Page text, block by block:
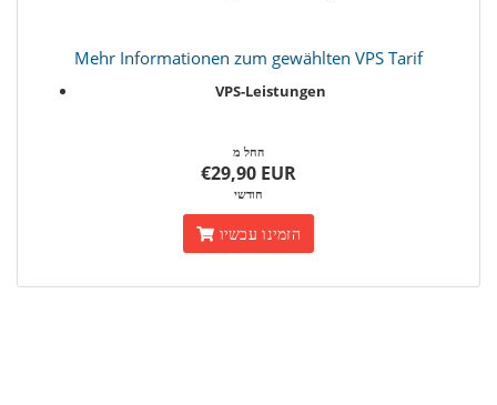
Mehr Informationen zum gewählten VPS Tarif
VPS-Leistungen
החל מ
€29,90 EUR
חודשי
הזמינו עכשיו